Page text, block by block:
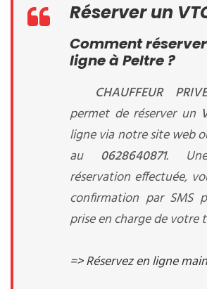
Réserver un
Comment
ligne à Peltre ?
CHAUFFEUR
permet de réserver un
ligne via notre site web
au 0628640871.
réservation effectuée,
confirmation par SMS
prise en charge de votre
=> Réservez en ligne